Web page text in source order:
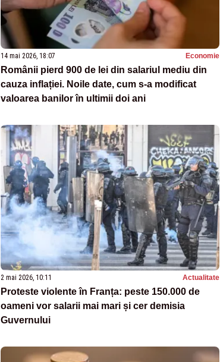
14 mai 2026, 18:07 Economie
Românii pierd 900 de lei din salariul mediu din
cauza inflației. Noile date, cum s-a modificat
valoarea banilor în ultimii doi ani
2 mai 2026, 10:11 Actualitate
Proteste violente în Franța: peste 150.000 de
oameni vor salarii mai mari și cer demisia
Guvernului